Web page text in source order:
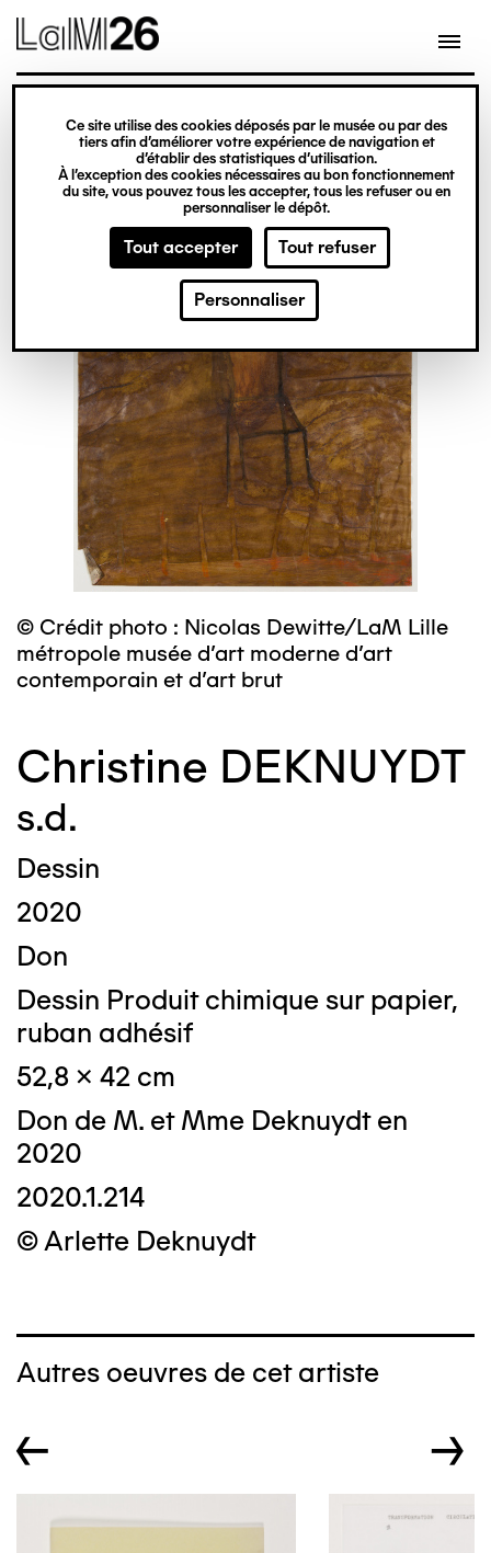
Gestion des cookies
Ce site utilise des cookies déposés par le musée ou par des
tiers afin d’améliorer votre expérience de navigation et
d’établir des statistiques d’utilisation.
À l’exception des cookies nécessaires au bon fonctionnement
du site, vous pouvez tous les accepter, tous les refuser ou en
personnaliser le dépôt.
Tout accepter Tout refuser
Personnaliser
contenu
© Crédit photo : Nicolas Dewitte/LaM Lille
métropole musée d’art moderne d’art
contemporain et d’art brut
Christine DEKNUYDT
s.d.
Dessin
2020
Don
Dessin Produit chimique sur papier,
ruban adhésif
52,8 x 42 cm
Don de M. et Mme Deknuydt en
2020
2020.1.214
© Arlette Deknuydt
Autres oeuvres de cet artiste
← →